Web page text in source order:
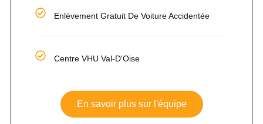
Enlèvement Gratuit De Voiture Accidentée
Centre VHU Val-D'Oise
En savoir plus sur l'équipe